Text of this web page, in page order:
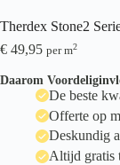
Therdex Stone2
€ 49,95 per m2
Daarom
De beste
Offerte op
Deskundig
Altijd gratis